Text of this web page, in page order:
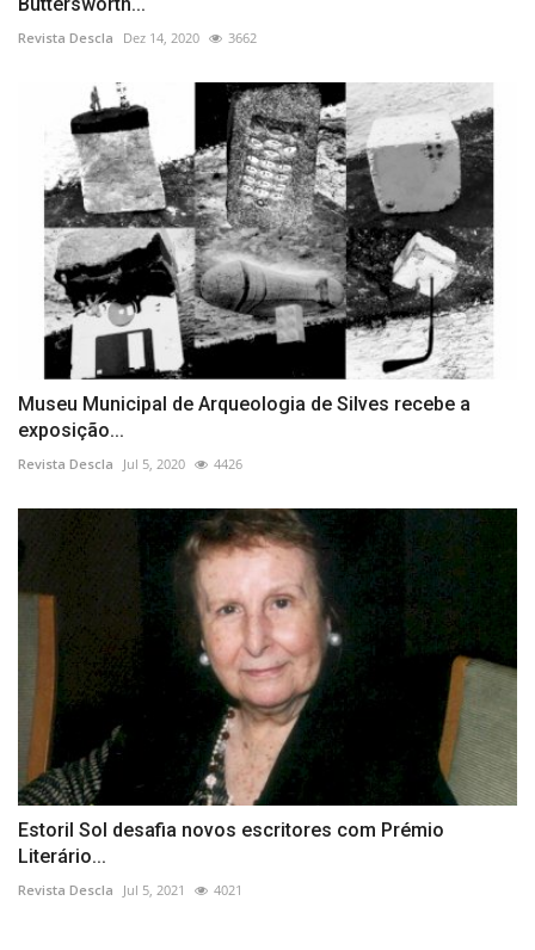
Buttersworth...
Revista Descla Dez 14, 2020 3662
Museu Municipal de Arqueologia de Silves recebe a
exposição...
Revista Descla Jul 5, 2020 4426
Estoril Sol desafia novos escritores com Prémio
Literário...
Revista Descla Jul 5, 2021 4021